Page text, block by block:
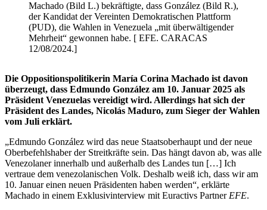
Machado (Bild L.) bekräftigte, dass González (Bild R.),
der Kandidat der Vereinten Demokratischen Plattform
(PUD), die Wahlen in Venezuela „mit überwältigender
Mehrheit“ gewonnen habe. [ EFE. CARACAS
12/08/2024.]
Die Oppositionspolitikerin María Corina Machado ist davon
überzeugt, dass Edmundo González am 10. Januar 2025 als
Präsident Venezuelas vereidigt wird. Allerdings hat sich der
Präsident des Landes, Nicolás Maduro, zum Sieger der Wahlen
vom Juli erklärt.
„Edmundo González wird das neue Staatsoberhaupt und der neue
Oberbefehlshaber der Streitkräfte sein. Das hängt davon ab, was alle
Venezolaner innerhalb und außerhalb des Landes tun […] Ich
vertraue dem venezolanischen Volk. Deshalb weiß ich, dass wir am
10. Januar einen neuen Präsidenten haben werden“, erklärte
Machado in einem Exklusivinterview mit Euractivs Partner EFE.